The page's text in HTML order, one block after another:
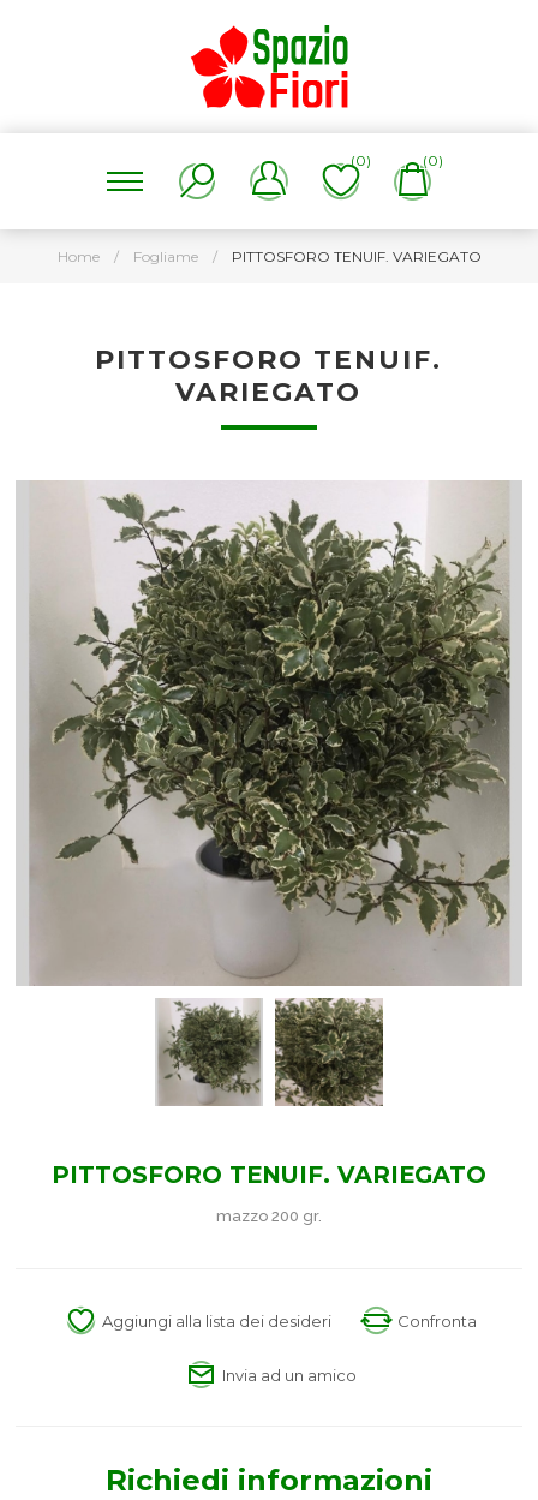
(0) (0)
Home / Fogliame / PITTOSFORO TENUIF. VARIEGATO
PITTOSFORO TENUIF.
VARIEGATO
PITTOSFORO TENUIF. VARIEGATO
mazzo 200 gr.
Aggiungi alla lista dei desideri Confronta
Invia ad un amico
Richiedi informazioni